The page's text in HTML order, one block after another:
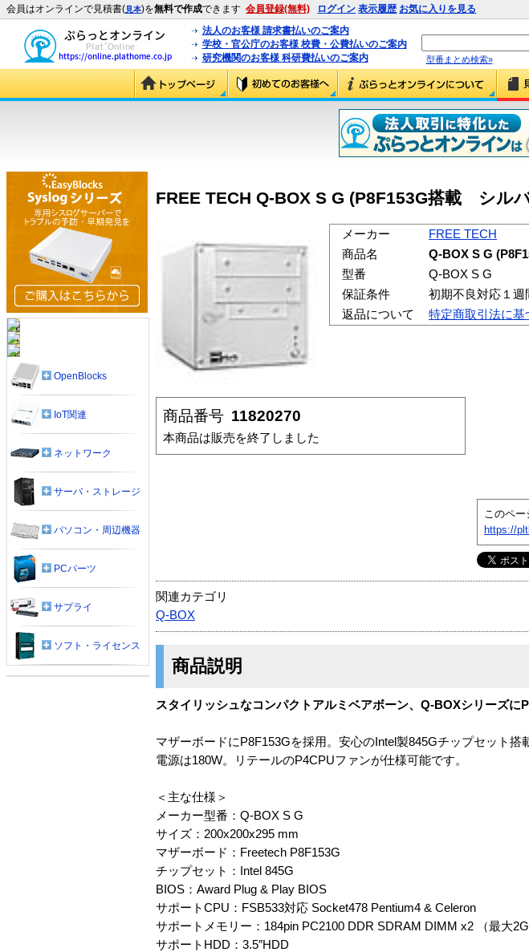
会員はオンラインで見積書(見本)を無料で作成できます 会員登録(無料) ログイン 表示履歴 お気に入りを見る
法人のお客様 請求書払いのご案内
学校・官公庁のお客様 校費・公費払いのご案内
研究機関のお客様 科研費払いのご案内
型番まとめ検索»
FREE TECH Q-BOX S G (P8F153G搭載 シル
メーカー
FREE TECH
商品名
Q-BOX S G
型番
Q-BOX S G
保証条件
初期不良対応１週
返品について
特定商取引法に基
商品番号 11820270
本商品は販売を終了しました
このペー
https://
関連カテゴリ
Q-BOX
商品説明
スタイリッシュなコンパクトアルミベアボーン、Q-BOXシリーズに
マザーボードにP8F153Gを採用。安心のIntel製845Gチップセット搭
電源は180W。リテールのP4CPUファンが仕様可能です。
＜主な仕様＞
メーカー型番：Q-BOX S G
サイズ：200x200x295 mm
マザーボード：Freetech P8F153G
チップセット：Intel 845G
BIOS：Award Plug & Play BIOS
サポートCPU：FSB533対応 Socket478 Pentium4 & Celeron
サポートメモリー：184pin PC2100 DDR SDRAM DIMM x2 （最大
サポートHDD：3.5″HDD
OpenBlocks
IoT関連
ネットワーク
サーバ・ストレージ
パソコン・周辺機器
PCパーツ
サプライ
ソフト・ライセンス